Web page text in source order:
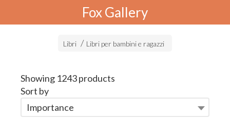
Fox Gallery
Libri Libri per bambini e ragazzi
Showing 1243 products
Sort by
Importance